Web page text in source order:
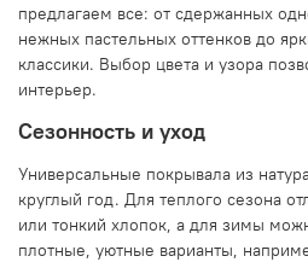
предлагаем все: от сдержанных
нежных пастельных оттенков до
классики. Выбор цвета и узора
интерьер.
Сезонность и уход
Универсальные покрывала из
круглый год. Для теплого сезона
или тонкий хлопок, а для зимы
плотные, уютные варианты,